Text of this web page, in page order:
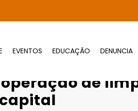
EVENTOS EDUCAÇÃO DENUNCIA
de limpeza e atende
de